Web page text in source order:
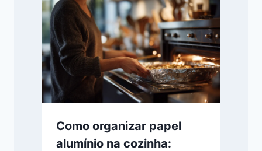
Como organizar papel
alumínio na cozinha: